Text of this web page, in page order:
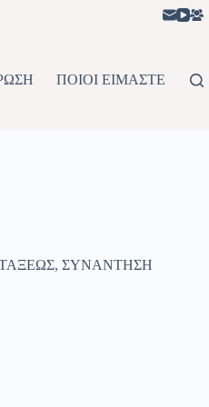
ΠΟΙΟΙ ΕΙΜΑΣΤΕ
, ΣΥΝΑΝΤΗΣΗ